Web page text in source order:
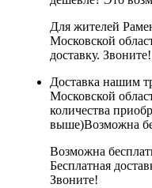
Для жителей
Московской
доставку. Звоните!
Доставка нашим
Московской
количества
выше)Возможна
Возможна
Бесплатная
Звоните!